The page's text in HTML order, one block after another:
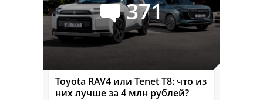
371
Toyota RAV4 или Tenet T8: что из
них лучше за 4 млн рублей?